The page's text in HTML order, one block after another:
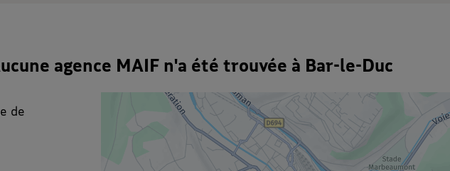
agence MAIF n'a été trouvée à Bar-le-Duc
de